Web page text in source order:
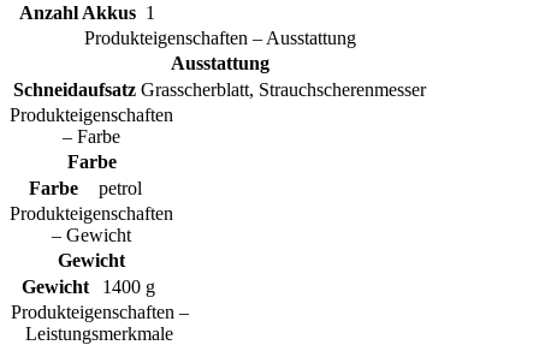
Anzahl Akkus 1
Produkteigenschaften – Ausstattung
Ausstattung
Schneidaufsatz Grasscherblatt, Strauchscherenmesser
Produkteigenschaften
– Farbe
Farbe
Farbe
petrol
Produkteigenschaften
– Gewicht
Gewicht
Gewicht
1400 g
Produkteigenschaften –
Leistungsmerkmale